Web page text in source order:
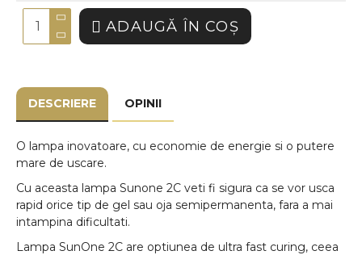
ADAUGĂ ÎN COŞ
DESCRIERE OPINII
O lampa inovatoare, cu economie de energie si o putere
mare de uscare.
Cu aceasta lampa Sunone 2C veti fi sigura ca se vor usca
rapid orice tip de gel sau oja semipermanenta, fara a mai
intampina dificultati.
Lampa SunOne 2C are optiunea de ultra fast curing, ceea